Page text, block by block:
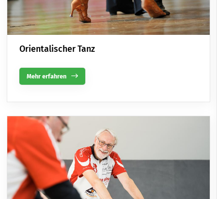
Orientalischer Tanz
Mehr erfahren